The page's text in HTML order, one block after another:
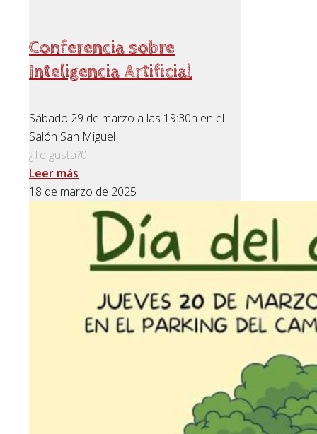
Conferencia sobre
Inteligencia Artificial
Sábado 29 de marzo a las 19:30h en el
Salón San Miguel
¿Te gusta?0
Leer más
18 de marzo de 2025